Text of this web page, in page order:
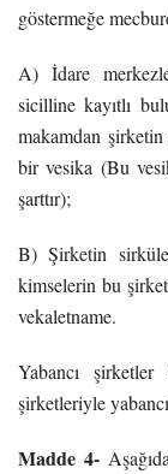
göstermeğe
A) İdare
sicilline kayıtlı
makamdan
bir vesika (Bu
şarttır);
B) Şirketin
kimselerin bu
vekaletname.
Yabancı
şirketleriyle
Madde 4-